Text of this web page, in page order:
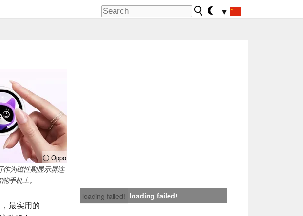
▼
ⓘ Oppo
为磁性副显示屏连
手机上。
loading failed! loading failed!
最实用的